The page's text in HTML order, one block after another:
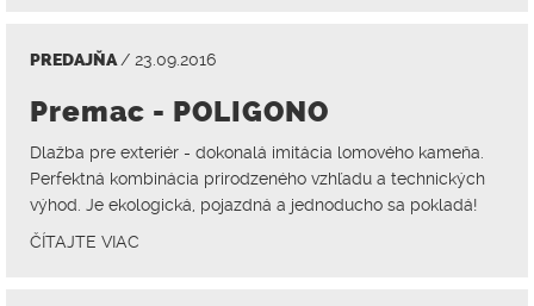
PREDAJŇA/ 23.09.2016
Premac - POLIGONO
Dlažba pre exteriér - dokonalá imitácia lomového kameňa.
Perfektná kombinácia prirodzeného vzhľadu a technických
výhod. Je ekologická, pojazdná a jednoducho sa pokladá!
ČÍTAJTE VIAC